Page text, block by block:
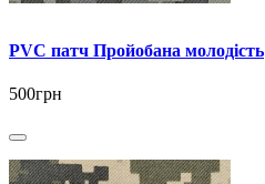
PVC патч Пройобана молодість
500грн